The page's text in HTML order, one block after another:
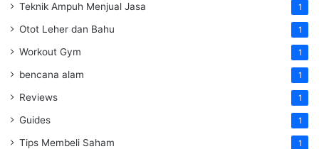
Teknik Ampuh Menjual Jasa 1
Otot Leher dan Bahu 1
Workout Gym 1
bencana alam 1
Reviews 1
Guides 1
Tips Membeli Saham 1